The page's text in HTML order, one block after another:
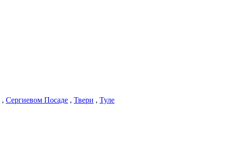
, Сергиевом Посаде , Твери , Туле